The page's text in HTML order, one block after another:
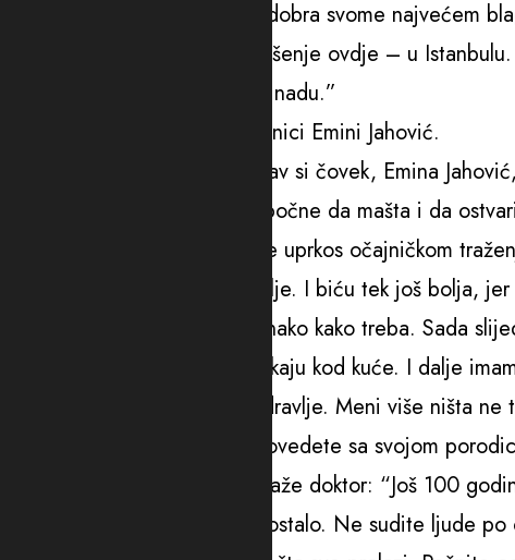
ponajviše da više nije onako dobra svome najvećem
vremenom dok nismo našli rješenje ovdje – u
ruku spasa, dali mi neku novu nadu.”
Pjevačica se zahvalila i koleginici Emini Jahović.
“Želim da cijeli svijet zna kakav si čovek, Emina
piše. Sada ponovo moze da počne da mašta i da
koje nisam ni znala da postoje uprkos očajničkom
pomoć. Sada je mama još bolje. I biću tek još bolja,
tek čeka. Sve je prošlo baš onako kako treba. Sada
sebe i svoje piliće koji me čekaju kod kuće. I dalje
pitaju kako sam. Porodicu i zdravlje. Meni više ništa
vam sretan praznik i da ga provedete sa svojom
cijenu. I tek ću vam pjevati, kaže doktor: “Još 100
to malo ljudskosti što nam je ostalo. Ne sudite ljude